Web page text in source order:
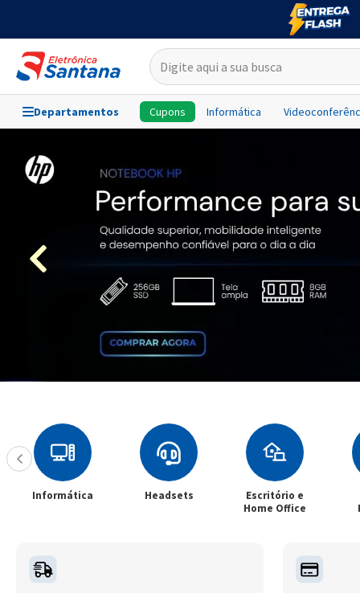
Departamentos Cupons Informática
Informática Headsets
Escritório e
Home Office